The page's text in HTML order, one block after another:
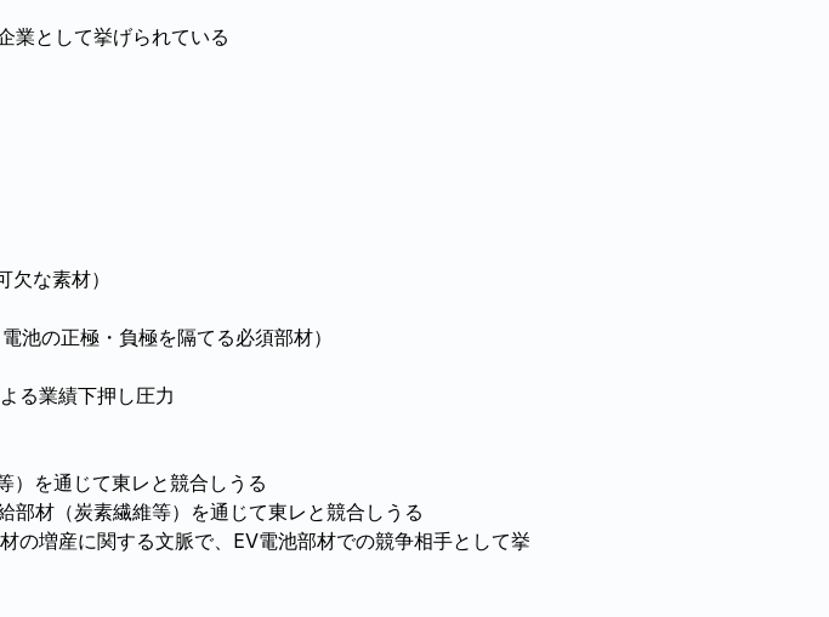
業として挙げられている
な素材）
池の正極・負極を隔てる必須部材）
る業績下押し圧力
）を通じて東レと競合しうる
材（炭素繊維等）を通じて東レと競合しうる
の増産に関する文脈で、EV電池部材での競争相手として挙